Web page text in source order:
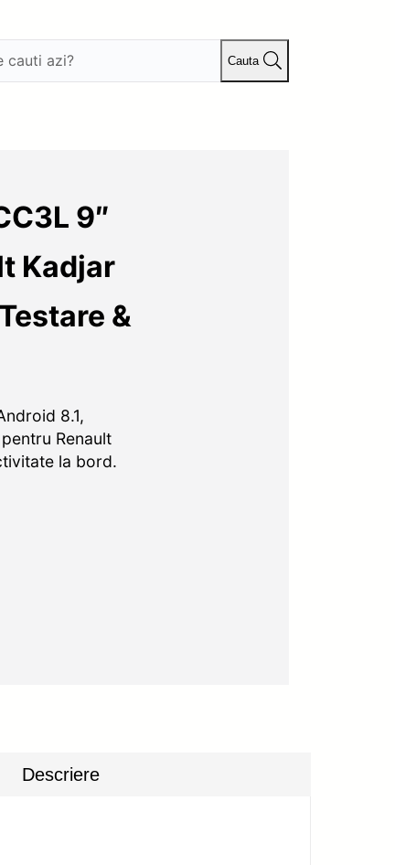
Cauta
9″
Kadjar
&
8.1,
Renault
la bord.
Descriere